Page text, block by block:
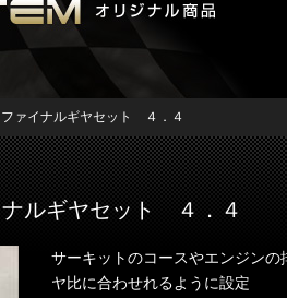
ァイナルギヤセット ４．４
ルギヤセット ４．４
サーキットのコースやエンジンの
ヤ比に合わせれるように設定